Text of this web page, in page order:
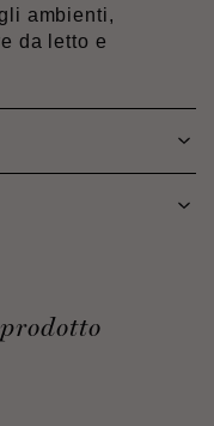
ambienti,
da letto e